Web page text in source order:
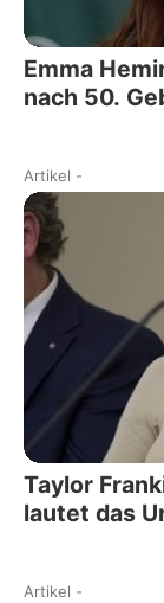
Emma
nach 50.
Artikel -
Taylor
lautet das
Artikel -